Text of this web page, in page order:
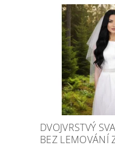
DVOJVRSTVÝ
BEZ LEMOVÁNÍ